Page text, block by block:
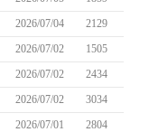
2026/07/04
2129
2026/07/02
1505
2026/07/02
2434
2026/07/02
3034
2026/07/01
2804